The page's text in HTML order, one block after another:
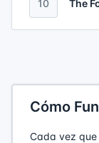
10 The
Cómo
Cada vez